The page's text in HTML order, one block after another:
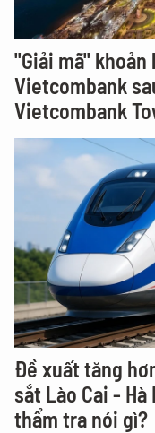
"Giải mã"
Vietcombank
Vietcombank
Đề xuất tăng
sắt Lào Cai -
thẩm tra nói gì?